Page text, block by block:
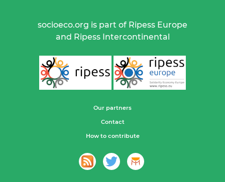
socioeco.org is part of Ripess Europe
and Ripess Intercontinental
Our partners
Contact
How to contribute